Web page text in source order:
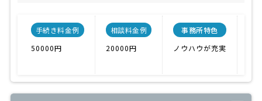
手続き料金例
50000円
相談料金例
20000円
事務所特色
ノウハウが充実